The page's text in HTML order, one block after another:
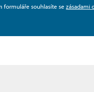
formuláře souhlasíte sezásadami